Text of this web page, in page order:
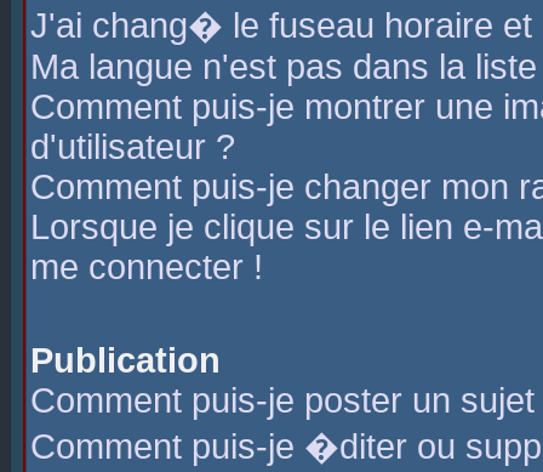
J'ai chang� le fuseau horaire
Ma langue n'est pas dans la
Comment puis-je montrer une
d'utilisateur ?
Comment puis-je changer mon
Lorsque je clique sur le lien e-
me connecter !
Publication
Comment puis-je poster un
Comment puis-je �diter ou